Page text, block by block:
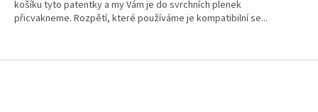
košíku tyto patentky a my Vám je do svrchních plenek
přicvakneme. Rozpětí, které používáme je kompatibilní se...